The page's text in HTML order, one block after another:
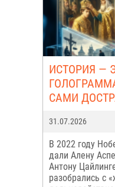
ИСТОРИЯ —
САМИ
31.07.2026
В 2022 году
дали Алену
Антону
разобрались с